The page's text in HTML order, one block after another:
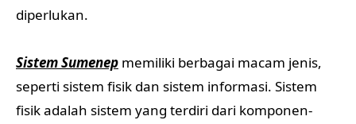
diperlukan.
Sistem Sumenep memiliki berbagai macam jenis,
seperti sistem fisik dan sistem informasi. Sistem
fisik adalah sistem yang terdiri dari komponen-